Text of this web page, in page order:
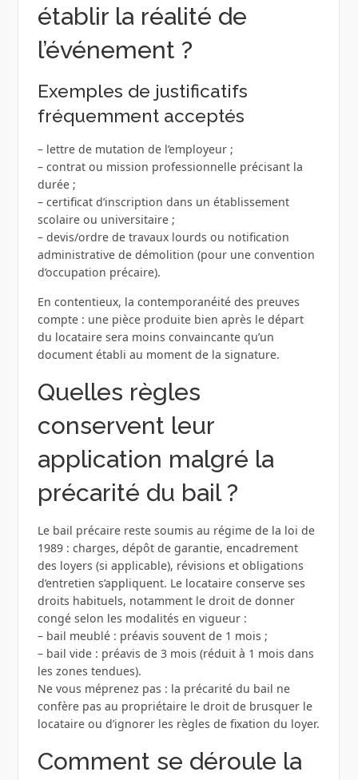
établir la réalité de
l’événement ?
Exemples de justificatifs
fréquemment acceptés
– lettre de mutation de l’employeur ;
– contrat ou mission professionnelle précisant la
durée ;
– certificat d’inscription dans un établissement
scolaire ou universitaire ;
– devis/ordre de travaux lourds ou notification
administrative de démolition (pour une convention
d’occupation précaire).
En contentieux, la contemporanéité des preuves
compte : une pièce produite bien après le départ
du locataire sera moins convaincante qu’un
document établi au moment de la signature.
Quelles règles
conservent leur
application malgré la
précarité du bail ?
Le bail précaire reste soumis au régime de la loi de
1989 : charges, dépôt de garantie, encadrement
des loyers (si applicable), révisions et obligations
d’entretien s’appliquent. Le locataire conserve ses
droits habituels, notamment le droit de donner
congé selon les modalités en vigueur :
– bail meublé : préavis souvent de 1 mois ;
– bail vide : préavis de 3 mois (réduit à 1 mois dans
les zones tendues).
Ne vous méprenez pas : la précarité du bail ne
confère pas au propriétaire le droit de brusquer le
locataire ou d’ignorer les règles de fixation du loyer.
Comment se déroule la